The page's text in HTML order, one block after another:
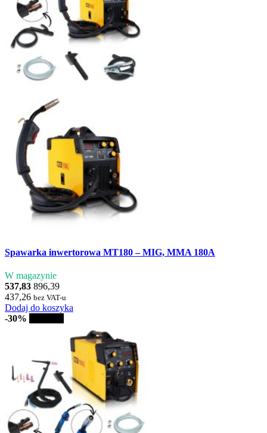
Spawarka inwertorowa MT180 – MIG, MMA 180A
W magazynie
537,83 896,39
437,26 bez VAT-u
Dodaj do koszyka
-30%